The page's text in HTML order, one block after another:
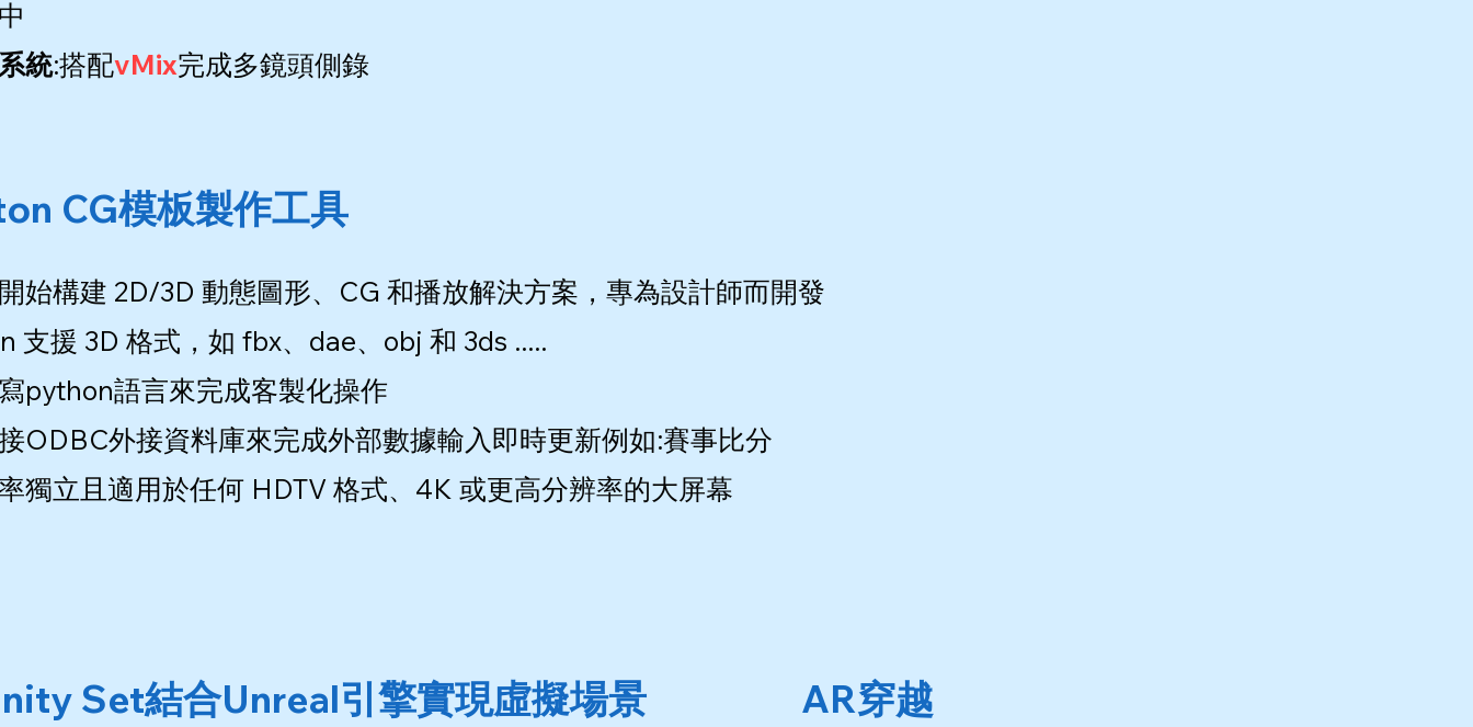
統:搭配vMix完成多鏡頭側錄
CG模板製作工具
始構建 2D/3D 動態圖形、CG 和播放解決方案，專為設計師而開發
支援 3D 格式，如 fbx、dae、obj 和 3ds .....
python語言來完成客製化操作
ODBC外接資料庫來完成外部數據輸入即時更新例如:賽事比分
獨立且適用於任何 HDTV 格式、4K 或更高分辨率的大屏幕
Set結合Unreal引擎實現虛擬場景 AR穿越